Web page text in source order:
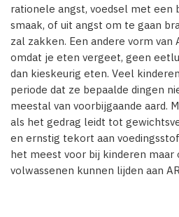
rationele angst, voedsel met een
smaak, of uit angst om te gaan
zal zakken. Een andere vorm van
omdat je eten vergeet, geen
dan kieskeurig eten. Veel
periode dat ze bepaalde dingen
meestal van voorbijgaande aard.
als het gedrag leidt tot
en ernstig tekort aan
het meest voor bij kinderen maar
volwassenen kunnen lijden aan